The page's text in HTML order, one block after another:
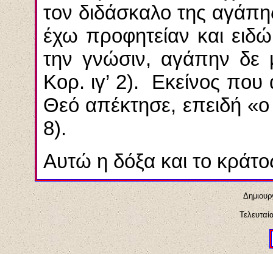
τον διδάσκαλο της
έχω προφητείαν και
την γνώσιν, αγάπην δε
Κορ. ιγ’ 2). Εκείνος
Θεό απέκτησε, επειδή
8).
Αυτώ η δόξα και το